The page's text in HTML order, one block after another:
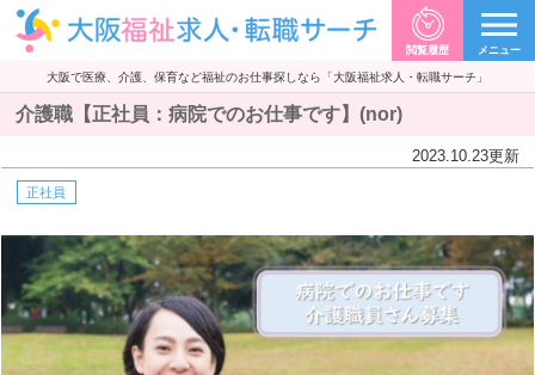
大阪で医療、介護、保育など福祉のお仕事探しなら「大阪福祉求人・転職サーチ」
閲覧履歴 メニュー
介護職【正社員：病院でのお仕事です】(nor)
2023.10.23更新
正社員